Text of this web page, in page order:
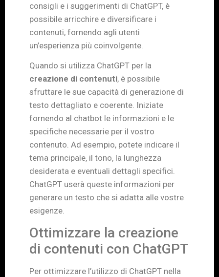
consigli e i suggerimenti di ChatGPT, è
possibile arricchire e diversificare i
contenuti, fornendo agli utenti
un’esperienza più coinvolgente.
Quando si utilizza ChatGPT per la
creazione di contenuti, è possibile
sfruttare le sue capacità di generazione di
testo dettagliato e coerente. Iniziate
fornendo al chatbot le informazioni e le
specifiche necessarie per il vostro
contenuto. Ad esempio, potete indicare il
tema principale, il tono, la lunghezza
desiderata e eventuali dettagli specifici.
ChatGPT userà queste informazioni per
generare un testo che si adatta alle vostre
esigenze.
Ottimizzare la creazione
di contenuti con ChatGPT
Per ottimizzare l’utilizzo di ChatGPT nella